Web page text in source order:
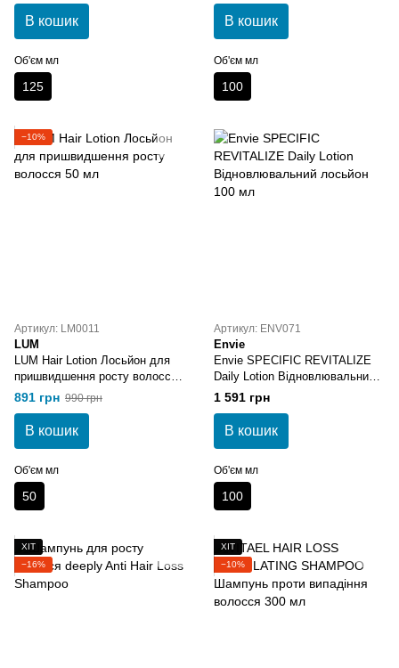
В кошик
Об'єм мл
125
В кошик
Об'єм мл
100
−10%
Артикул: LM0011
LUM
LUM Hair Lotion Лосьйон для
пришвидшення росту волосся
50 мл
891 грн 990 грн
В кошик
Об'єм мл
50
Артикул: ENV071
Envie
Envie SPECIFIC REVITALIZE
Daily Lotion Відновлювальний
лосьйон 100 мл
1 591 грн
В кошик
Об'єм мл
100
ХІТ
−16%
ХІТ
−10%